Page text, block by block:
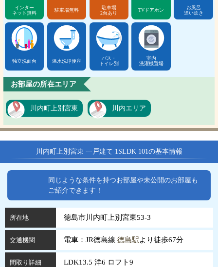
インター
ネット無料
駐車場無料
駐車場
2台あり
TVドアホン
お風呂
追い炊き
独立洗面台 温水洗浄便座
バス・
トイレ別
室内
洗濯機置場
お部屋の所在エリア
川内町上別宮東 川内エリア
川内町上別宮東 一戸建て 1SLDK 101の基本情報
同じような条件を持つお部屋や未公開のお部屋も
ご紹介できます！
所在地 徳島市川内町上別宮東53-3
交通機関 電車：JR徳島線 徳島駅より徒歩67分
間取り詳細 LDK13.5 洋6 ロフト9